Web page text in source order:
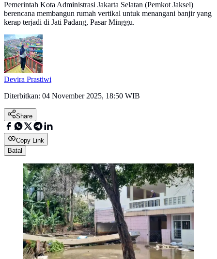
Pemerintah Kota Administrasi Jakarta Selatan (Pemkot Jaksel)
berencana membangun rumah vertikal untuk menangani banjir yang
kerap terjadi di Jati Padang, Pasar Minggu.
Devira Prastiwi
Diterbitkan: 04 November 2025, 18:50 WIB
Share
Copy Link
Batal